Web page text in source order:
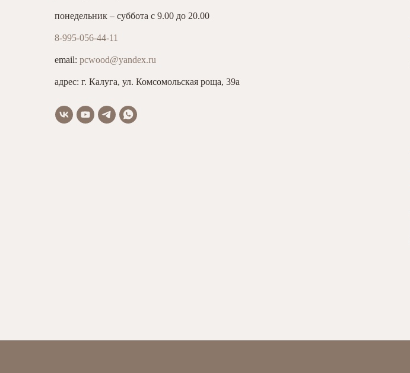
понедельник – суббота с 9.00 до 20.00
8-995-056-44-11
email: pcwood@yandex.ru
адрес: г. Калуга, ул. Комсомольская роща, 39а